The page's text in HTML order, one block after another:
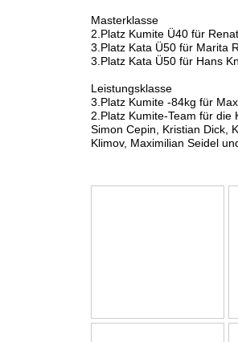
Masterklasse
2.Platz Kumite Ü40 für
3.Platz Kata Ü50 für Marita
3.Platz Kata Ü50 für Hans
Leistungsklasse
3.Platz Kumite -84kg für
2.Platz Kumite-Team für die
Simon Cepin, Kristian Dick,
Klimov, Maximilian Seidel